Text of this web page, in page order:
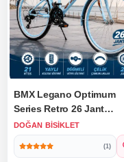
BMX Legano Optimum
Series Retro 26 Jant
Bisiklet Mavi - 21 Vites 26
Jant Bisiklet
DOĞAN BISIKLET
(1)